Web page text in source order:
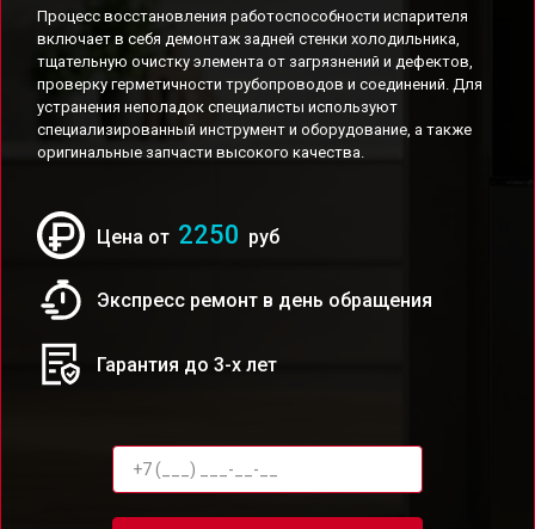
Процесс восстановления работоспособности испарителя
включает в себя демонтаж задней стенки холодильника,
тщательную очистку элемента от загрязнений и дефектов,
проверку герметичности трубопроводов и соединений. Для
устранения неполадок специалисты используют
специализированный инструмент и оборудование, а также
оригинальные запчасти высокого качества.
Цена от 2250 руб
Экспресс ремонт в день обращения
Гарантия до 3-х лет